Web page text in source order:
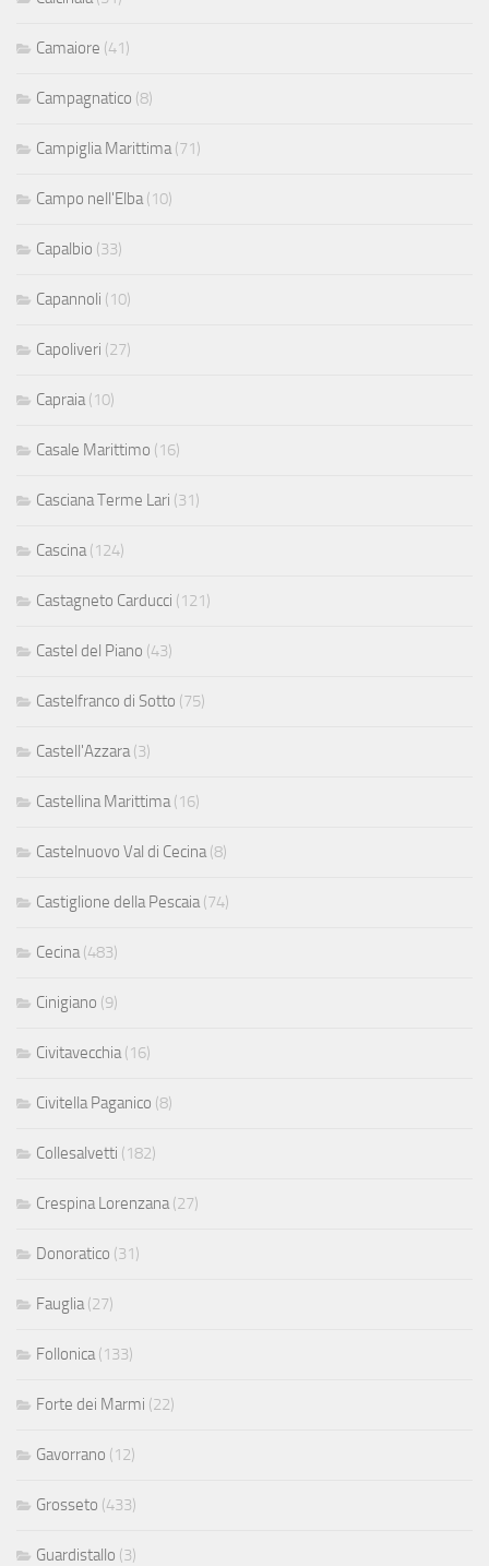
Camaiore (41)
Campagnatico (8)
Campiglia Marittima (71)
Campo nell'Elba (10)
Capalbio (33)
Capannoli (10)
Capoliveri (27)
Capraia (10)
Casale Marittimo (16)
Casciana Terme Lari (31)
Cascina (124)
Castagneto Carducci (121)
Castel del Piano (43)
Castelfranco di Sotto (75)
Castell'Azzara (3)
Castellina Marittima (16)
Castelnuovo Val di Cecina (8)
Castiglione della Pescaia (74)
Cecina (483)
Cinigiano (9)
Civitavecchia (16)
Civitella Paganico (8)
Collesalvetti (182)
Crespina Lorenzana (27)
Donoratico (31)
Fauglia (27)
Follonica (133)
Forte dei Marmi (22)
Gavorrano (12)
Grosseto (433)
Guardistallo (3)